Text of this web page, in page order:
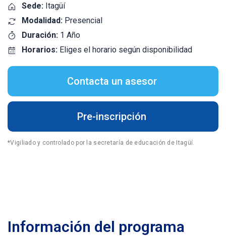
Sede: Itagüí
Modalidad: Presencial
Duración: 1 Año
Horarios:Eliges el horario según disponibilidad
Contacta un asesor
Pre-inscripción
*Vigiliado y controlado por la secretaría de educación de Itagüí.
Información del programa